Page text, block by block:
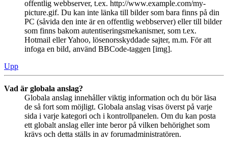
offentlig webbserver, t.ex. http://www.example.com/my-
picture.gif. Du kan inte länka till bilder som bara finns på din
PC (såvida den inte är en offentlig webbserver) eller till bilder
som finns bakom autentiseringsmekanismer, som t.ex.
Hotmail eller Yahoo, lösenorsskyddade sajter, m.m. För att
infoga en bild, använd BBCode-taggen [img].
Upp
Vad är globala anslag?
Globala anslag innehåller viktig information och du bör läsa
de så fort som möjligt. Globala anslag visas överst på varje
sida i varje kategori och i kontrollpanelen. Om du kan posta
ett globalt anslag eller inte beror på vilken behörighet som
krävs och detta ställs in av forumadministratören.